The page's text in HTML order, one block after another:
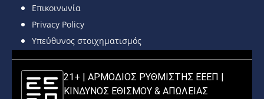
Επικοινωνία
Privacy Policy
Υπεύθυνος στοιχηματισμός
21+ | ΑΡΜΟΔΙΟΣ ΡΥΘΜΙΣΤΗΣ ΕΕΕΠ |
ΚΙΝΔΥΝΟΣ ΕΘΙΣΜΟΥ & ΑΠΩΛΕΙΑΣ